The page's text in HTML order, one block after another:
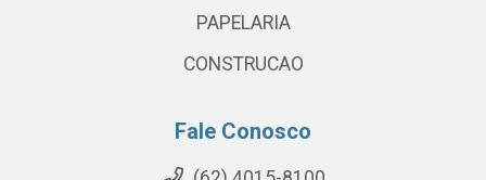
PAPELARIA
CONSTRUCAO
Fale Conosco